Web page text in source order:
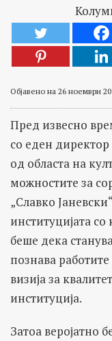
Објавено на 26 ноември
Пред извесно
со еден
од областа на
можностите за
„Славко
институцијата
беше дека
познава
визија за
институција.
Затоа веројатно